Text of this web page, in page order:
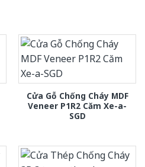
Cửa Gỗ Chống Cháy MDF
Veneer P1R2 Căm Xe-a-
SGD